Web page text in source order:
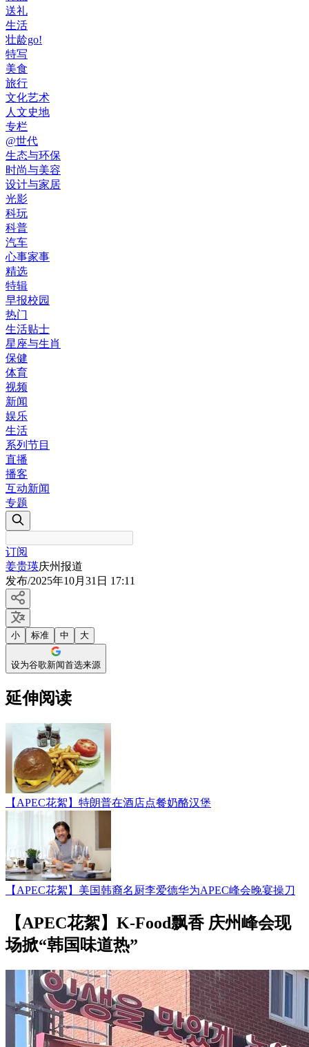
送礼
生活
壮龄go!
特写
美食
旅行
文化艺术
人文史地
专栏
@世代
生态与环保
时尚与美容
设计与家居
光影
科玩
科普
汽车
心事家事
精选
特辑
早报校园
热门
生活贴士
星座与生肖
保健
体育
视频
新闻
娱乐
生活
系列节目
直播
播客
互动新闻
专题
订阅
姜贵瑛庆州报道
发布/2025年10月31日 17:11
小 标准 中 大
设为谷歌新闻首选来源
延伸阅读
【APEC花絮】特朗普在酒店点餐奶酪汉堡
【APEC花絮】美国韩裔名厨李爱德华为APEC峰会晚宴操刀
【APEC花絮】K-Food飘香 庆州峰会现
场掀“韩国味道热”